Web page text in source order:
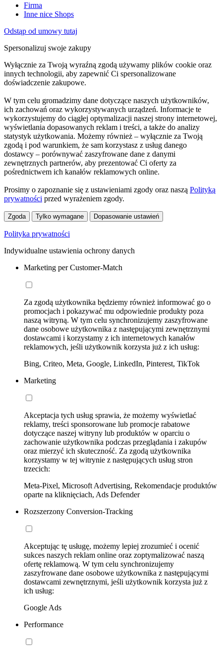
Firma
Inne nice Shops
Odstąp od umowy tutaj
Spersonalizuj swoje zakupy
Wyłącznie za Twoją wyraźną zgodą używamy plików cookie oraz
innych technologii, aby zapewnić Ci spersonalizowane
doświadczenie zakupowe.
W tym celu gromadzimy dane dotyczące naszych użytkowników,
ich zachowań oraz wykorzystywanych urządzeń. Informacje te
wykorzystujemy do ciągłej optymalizacji naszej strony internetowej,
wyświetlania dopasowanych reklam i treści, a także do analizy
statystyk użytkowania. Możemy również – wyłącznie za Twoją
zgodą i pod warunkiem, że sam korzystasz z usług danego
dostawcy – porównywać zaszyfrowane dane z danymi
zewnętrznych partnerów, aby prezentować Ci oferty za
pośrednictwem ich kanałów reklamowych online.
Prosimy o zapoznanie się z ustawieniami zgody oraz naszą Polityką
prywatności przed wyrażeniem zgody.
Zgoda Tylko wymagane Dopasowanie ustawień
Polityka prywatności
Indywidualne ustawienia ochrony danych
Marketing per Customer-Match
Za zgodą użytkownika będziemy również informować go o
promocjach i pokazywać mu odpowiednie produkty poza
naszą witryną. W tym celu synchronizujemy zaszyfrowane
dane osobowe użytkownika z następującymi zewnętrznymi
dostawcami i korzystamy z ich internetowych kanałów
reklamowych, jeśli użytkownik korzysta już z ich usług:
Bing, Criteo, Meta, Google, LinkedIn, Pinterest, TikTok
Marketing
Akceptacja tych usług sprawia, że możemy wyświetlać
reklamy, treści sponsorowane lub promocje rabatowe
dotyczące naszej witryny lub produktów w oparciu o
zachowanie użytkownika podczas przeglądania i zakupów
oraz mierzyć ich skuteczność. Za zgodą użytkownika
korzystamy w tej witrynie z następujących usług stron
trzecich:
Meta-Pixel, Microsoft Advertising, Rekomendacje produktów
oparte na kliknięciach, Ads Defender
Rozszerzony Conversion-Tracking
Akceptując tę usługę, możemy lepiej zrozumieć i ocenić
sukces naszych reklam online oraz zoptymalizować naszą
ofertę reklamową. W tym celu synchronizujemy
zaszyfrowane dane osobowe użytkownika z następującymi
dostawcami zewnętrznymi, jeśli użytkownik korzysta już z
ich usług:
Google Ads
Performance